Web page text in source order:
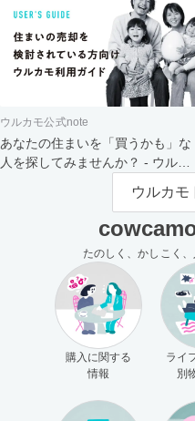
ウルカモ公式note
あなたの住まいを「買うかも」な
人を探してみませんか？ - ウルカ
ウルカモ
たのしく、かしこく
購入に関する
情報
ライ
別